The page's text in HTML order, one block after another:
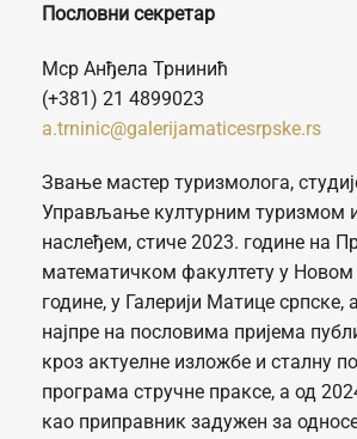
Пословни секретар
Мср Анђела Трнинић
(+381) 21 4899023
a.trninic@galerijamaticesrpske.rs
Звање мастер туризмолога,
Управљање културним туризмом
наслеђем, стиче 2023. године на
математичком факултету у Новом
године, у Галерији Матице српске,
најпре на пословима пријема
кроз актуелне изложбе и сталну
програма стручне праксе, а од
као приправник задужен за